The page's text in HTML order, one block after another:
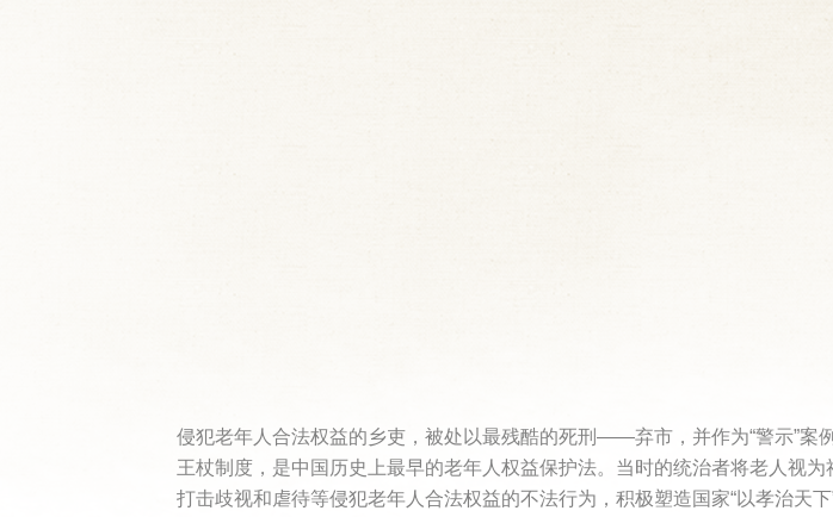
侵犯老年人合法权益的乡吏，被处以最残酷的死刑——弃市，并作为“警示”案
王杖制度，是中国历史上最早的老年人权益保护法。当时的统治者将老人视
打击歧视和虐待等侵犯老年人合法权益的不法行为，积极塑造国家“以孝治天